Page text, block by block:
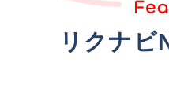
リクナビ